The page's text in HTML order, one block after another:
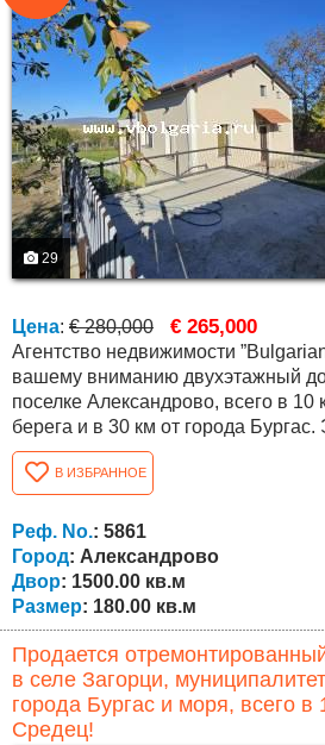
29
Цена: € 280,000 € 265,000
Агентство недвижимости
вашему вниманию двухэтажный
поселке Александрово, всего в 10
берега и в 30 км от города
живописная деревня, в которой
постоянных жителей, в основном
национальностей, таких как
русские, французы и т.д. Дом двухэтажный и
построенный недавно площадью
В ИЗБРАННОЕ
Реф. No.: 5861
Город: Александрово
Двор: 1500.00 кв.м
Размер: 180.00 кв.м
Продается
в селе Загорци,
города Бургас и моря, всего в
Средец!